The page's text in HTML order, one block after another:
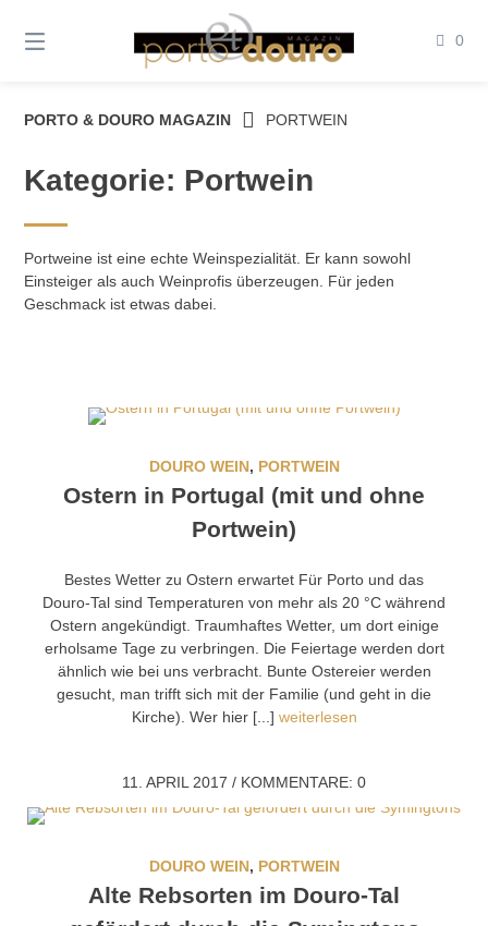
zum
Inhalt
0
PORTO & DOURO MAGAZIN PORTWEIN
Kategorie: Portwein
Portweine ist eine echte Weinspezialität. Er kann sowohl
Einsteiger als auch Weinprofis überzeugen. Für jeden
Geschmack ist etwas dabei.
DOURO WEIN, PORTWEIN
Ostern in Portugal (mit und ohne
Portwein)
Bestes Wetter zu Ostern erwartet Für Porto und das
Douro-Tal sind Temperaturen von mehr als 20 °C während
Ostern angekündigt. Traumhaftes Wetter, um dort einige
erholsame Tage zu verbringen. Die Feiertage werden dort
ähnlich wie bei uns verbracht. Bunte Ostereier werden
gesucht, man trifft sich mit der Familie (und geht in die
Kirche). Wer hier [...] weiterlesen
11. APRIL 2017 / KOMMENTARE: 0
DOURO WEIN, PORTWEIN
Alte Rebsorten im Douro-Tal